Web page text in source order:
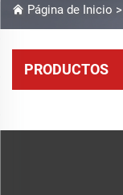
Página de Inicio >
PRODUCTOS